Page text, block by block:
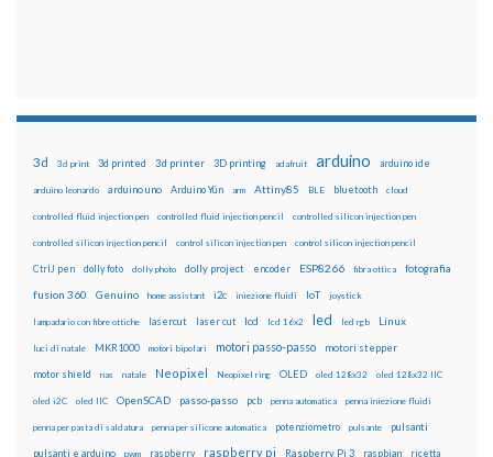
3d 3d print 3d printed 3d printer 3D printing adafruit arduino arduino ide
arduino leonardo arduino uno Arduino Yún arm Attiny85 BLE bluetooth cloud
controlled fluid injection pen controlled fluid injection pencil controlled silicon injection pen
controlled silicon injection pencil control silicon injection pen control silicon injection pencil
CtrlJ pen dolly foto dolly photo dolly project encoder ESP8266 fibra ottica fotografia
fusion 360 Genuino home assistant i2c iniezione fluidi IoT joystick
lampadario con fibre ottiche lasercut laser cut lcd lcd 16x2 led led rgb Linux
luci di natale MKR1000 motori bipolari motori passo-passo motori stepper
motor shield nas natale Neopixel Neopixel ring OLED oled 128x32 oled 128x32 IIC
oled i2C oled IIC OpenSCAD passo-passo pcb penna automatica penna iniezione fluidi
penna per pasta di saldatura penna per silicone automatica potenziometro pulsante pulsanti
pulsanti e arduino pwm raspberry raspberry pi Raspberry Pi 3 raspbian ricetta